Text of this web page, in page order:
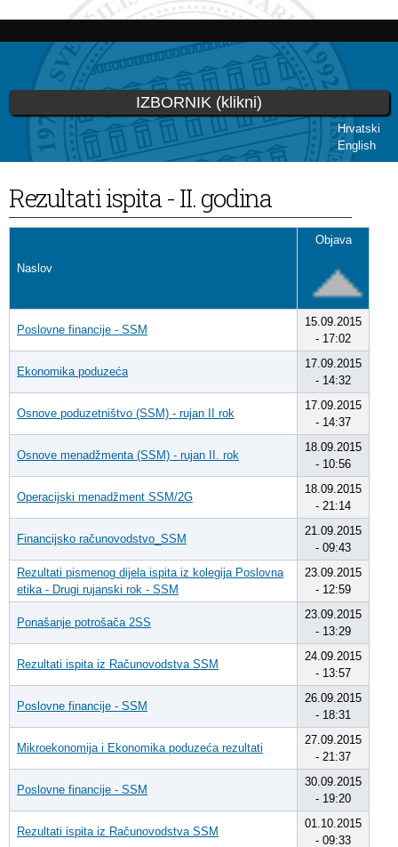
Skoči
glavni
sadržaj
Hrvatski
English
IZBORNIK (klikni)
Vi ste ovdje
Rezultati ispita - II. godina
Naslov
Objava
Poslovne financije - SSM
15.09.2015
- 17:02
Ekonomika poduzeća
17.09.2015
- 14:32
Osnove poduzetništvo (SSM) - rujan II rok
17.09.2015
- 14:37
Osnove menadžmenta (SSM) - rujan II. rok
18.09.2015
- 10:56
Operacijski menadžment SSM/2G
18.09.2015
- 21:14
Financijsko računovodstvo_SSM
21.09.2015
- 09:43
Rezultati pismenog dijela ispita iz kolegija Poslovna
etika - Drugi rujanski rok - SSM
23.09.2015
- 12:59
Ponašanje potrošača 2SS
23.09.2015
- 13:29
Rezultati ispita iz Računovodstva SSM
24.09.2015
- 13:57
Poslovne financije - SSM
26.09.2015
- 18:31
Mikroekonomija i Ekonomika poduzeća rezultati
27.09.2015
- 21:37
Poslovne financije - SSM
30.09.2015
- 19:20
Rezultati ispita iz Računovodstva SSM
01.10.2015
- 09:33